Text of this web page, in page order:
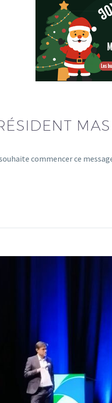
commencer ce